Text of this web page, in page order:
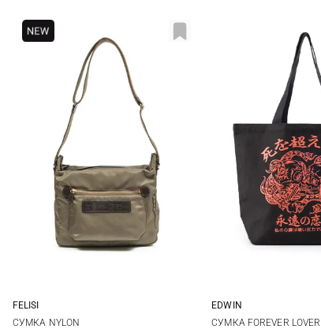
FELISI
СУМКА NYLON
One Size
EDWIN
СУМКА FOREVER LOVER